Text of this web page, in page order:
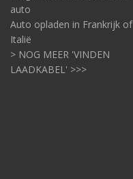
auto
Auto opladen in Frankrijk of
Italië
> NOG MEER 'VINDEN
LAADKABEL' >>>